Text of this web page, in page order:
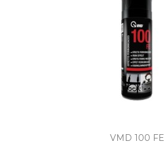
VMD 100 FE